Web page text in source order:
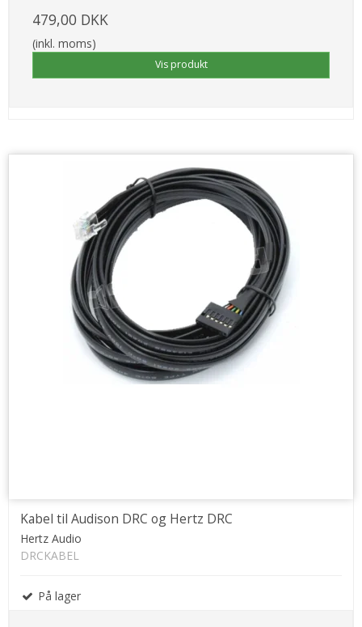
479,00 DKK
(inkl. moms)
Vis produkt
Kabel til Audison DRC og Hertz DRC
Hertz Audio
DRCKABEL
På lager